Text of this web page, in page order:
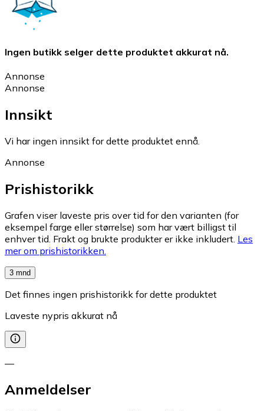
Ingen butikk selger dette produktet akkurat nå.
Annonse
Annonse
Innsikt
Vi har ingen innsikt for dette produktet ennå.
Annonse
Prishistorikk
Grafen viser laveste pris over tid for den varianten (for
eksempel farge eller størrelse) som har vært billigst til
enhver tid. Frakt og brukte produkter er ikke inkludert. Les
mer om prishistorikken.
3 mnd
Det finnes ingen prishistorikk for dette produktet
Laveste nypris akkurat nå
—
Anmeldelser